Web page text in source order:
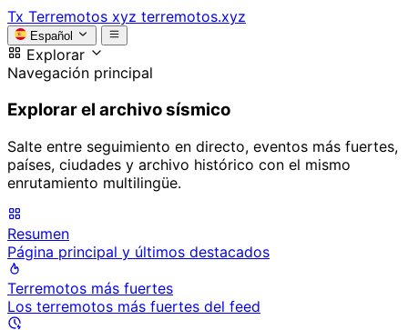
Tx Terremotos xyz terremotos.xyz
Español
Explorar
Navegación principal
Explorar el archivo sísmico
Salte entre seguimiento en directo, eventos más fuertes,
países, ciudades y archivo histórico con el mismo
enrutamiento multilingüe.
Resumen
Página principal y últimos destacados
Terremotos más fuertes
Los terremotos más fuertes del feed